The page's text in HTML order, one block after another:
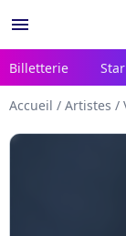
menu
Billetterie
Accueil / Artistes /